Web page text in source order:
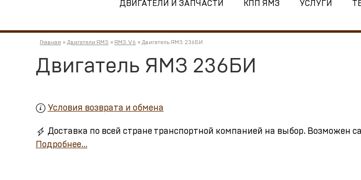
ДВИГАТЕЛИ И ЗАПЧАСТИ КПП ЯМЗ УСЛУГИ
Главная » Двигатели ЯМЗ » ЯМЗ V6 » Двигатель ЯМЗ 236БИ
Двигатель ЯМЗ 236БИ
Условия возврата и обмена
Доставка по всей стране транспортной компанией на выбор. Возможен
Подробнее...